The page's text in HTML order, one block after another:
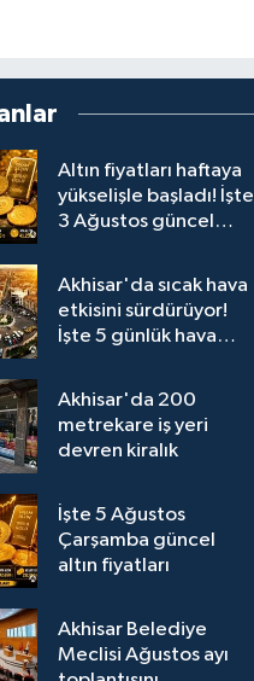
Altın fiyatları haftaya
yükselişle başladı! İşte
3 Ağustos güncel
Akhisar'da sıcak hava
etkisini sürdürüyor!
İşte 5 günlük hava
Akhisar'da 200
metrekare iş yeri
devren kiralık
İşte 5 Ağustos
Çarşamba güncel
altın fiyatları
Akhisar Belediye
Meclisi Ağustos ayı